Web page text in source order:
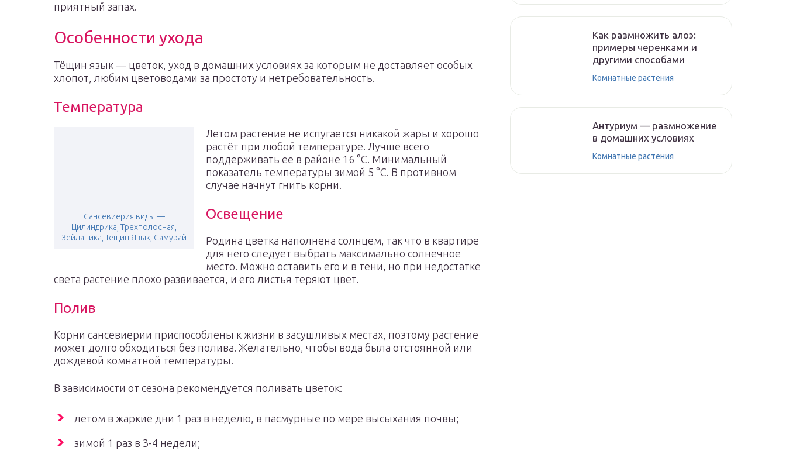
приятный запах.
Особенности ухода
Тёщин язык — цветок, уход в домашних условиях за которым не доставляет особых
хлопот, любим цветоводами за простоту и нетребовательность.
Температура
Сансевиерия виды —
Цилиндрика, Трехполосная,
Зейланика, Тещин Язык, Самурай
Летом растение не испугается никакой жары и хорошо
растёт при любой температуре. Лучше всего
поддерживать ее в районе 16 °С. Минимальный
показатель температуры зимой 5 °С. В противном
случае начнут гнить корни.
Освещение
Родина цветка наполнена солнцем, так что в квартире
для него следует выбрать максимально солнечное
место. Можно оставить его и в тени, но при недостатке
света растение плохо развивается, и его листья теряют цвет.
Полив
Корни сансевиерии приспособлены к жизни в засушливых местах, поэтому растение
может долго обходиться без полива. Желательно, чтобы вода была отстоянной или
дождевой комнатной температуры.
В зависимости от сезона рекомендуется поливать цветок:
летом в жаркие дни 1 раз в неделю, в пасмурные по мере высыхания почвы;
зимой 1 раз в 3-4 недели;
Как размножить алоэ:
примеры черенками и
другими способами
Комнатные растения
Антуриум — размножение
в домашних условиях
Комнатные растения